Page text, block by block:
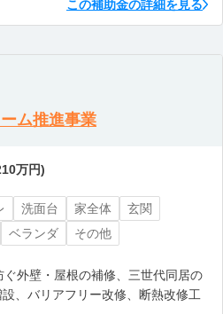
この補助金の詳細を見る
ム推進事業
万円)
洗面台 家全体
玄関
ベランダ
その他
外壁・屋根の補修、三世代同居の
、バリアフリー改修、断熱改修工